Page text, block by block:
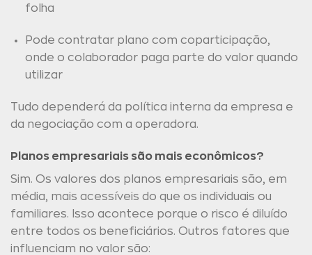
folha
Pode contratar plano com coparticipação,
onde o colaborador paga parte do valor quando
utilizar
Tudo dependerá da política interna da empresa e
da negociação com a operadora.
Planos empresariais são mais econômicos?
Sim. Os valores dos planos empresariais são, em
média, mais acessíveis do que os individuais ou
familiares. Isso acontece porque o risco é diluído
entre todos os beneficiários. Outros fatores que
influenciam no valor são: